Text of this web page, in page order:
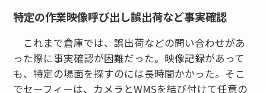
特定の作業映像呼び出し誤出荷など事実確認
これまで倉庫では、誤出荷などの問い合わせがあ
った際に事実確認が困難だった。映像記録があって
も、特定の場面を探すのには長時間かかった。そこ
でセーフィーは、カメラとWMSを結び付けて任意の